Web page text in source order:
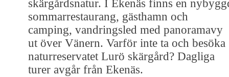
skärgårdsnatur. I Ekenäs finns en
sommarrestaurang, gästhamn och
camping, vandringsled med panoramavy
ut över Vänern. Varför inte ta och besöka
naturreservatet Lurö skärgård? Dagliga
turer avgår från Ekenäs.